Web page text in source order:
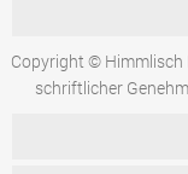
Copyright © Himmlisch
schriftlicher